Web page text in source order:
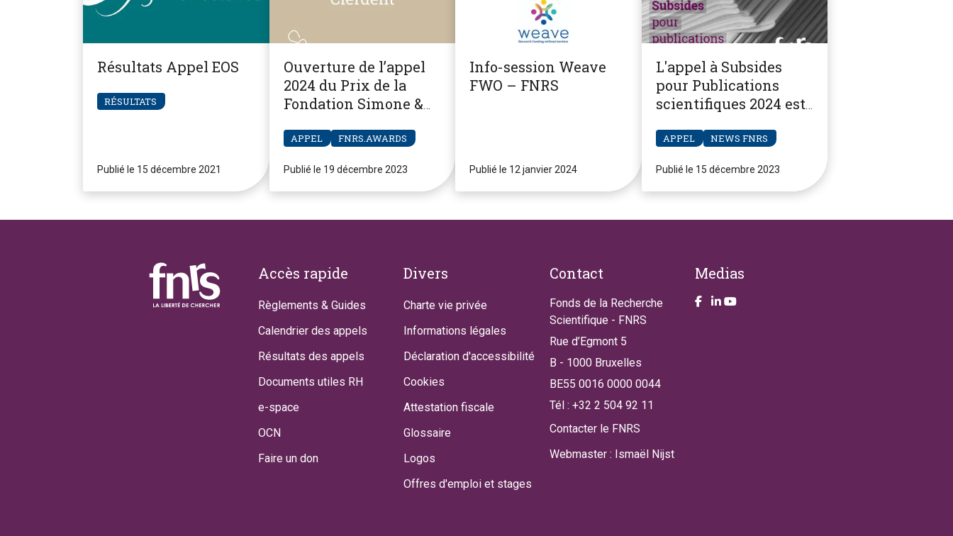
Résultats Appel EOS
RÉSULTATS
Publié le 15 décembre 2021
Ouverture de l’appel
2024 du Prix de la
Fondation Simone &
APPEL FNRS.AWARDS
Publié le 19 décembre 2023
Info-session Weave
FWO – FNRS
Publié le 12 janvier 2024
L'appel à Subsides
pour Publications
scientifiques 2024 est
APPEL NEWS FNRS
Publié le 15 décembre 2023
Footer
Accès rapide
Règlements & Guides
Calendrier des appels
Résultats des appels
Documents utiles RH
e-space
OCN
Faire un don
Divers
Charte vie privée
Informations légales
Déclaration d'accessibilité
Cookies
Attestation fiscale
Glossaire
Logos
Offres d'emploi et stages
Contact
Fonds de la Recherche
Scientifique - FNRS
Rue d’Egmont 5
B - 1000 Bruxelles
BE55 0016 0000 0044
Tél : +32 2 504 92 11
Contacter le FNRS
Webmaster : Ismaël Nijst
Medias
Take a look on our facebook page
Take a look on our LinkendIn page